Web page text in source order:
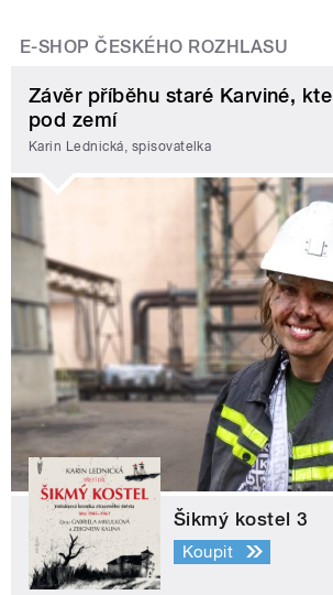
E-SHOP ČESKÉHO ROZHLASU
Závěr příběhu staré Karviné,
pod zemí
Karin Lednická, spisovatelka
Šikmý kostel 3
Koupit